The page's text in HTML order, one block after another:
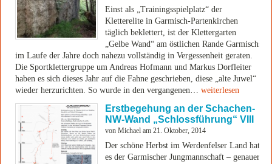
Einst als „Trainingsspielplatz“ der
Kletterelite in Garmisch-Partenkirchen
täglich beklettert, ist der Klettergarten
„Gelbe Wand“ am östlichen Rande Garmischs
im Laufe der Jahre doch nahezu vollständig in Vergessenheit geraten.
Die Sportklettergruppe um Andreas Hofmann und Markus Dorfleiter
haben es sich dieses Jahr auf die Fahne geschrieben, diese „alte Juwel“
wieder herzurichten. So wurde in den vergangenen…weiterlesen
Erstbegehung an der Schachen-
NW-Wand „Schlossführung“ VIII
von Michael am 21. Oktober, 2014
Der schöne Herbst im Werdenfelser Land hat
es der Garmischer Jungmannschaft – genauer